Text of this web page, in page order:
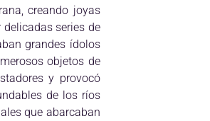
creando joyas
series de
grandes ídolos
objetos de
y provocó
de los ríos
que abarcaban